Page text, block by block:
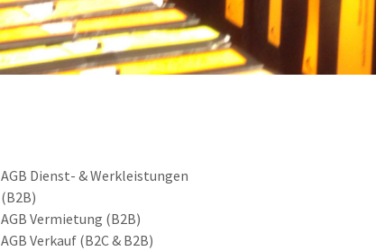
AGB Dienst- & Werkleistungen
(B2B)
AGB Vermietung (B2B)
AGB Verkauf (B2C & B2B)